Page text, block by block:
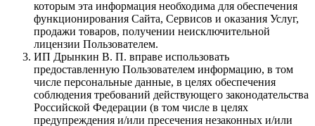
которым эта информация необходима для обеспечения
функционирования Сайта, Сервисов и оказания Услуг,
продажи товаров, получении неисключительной
лицензии Пользователем.
ИП Дрынкин В. П. вправе использовать
предоставленную Пользователем информацию, в том
числе персональные данные, в целях обеспечения
соблюдения требований действующего законодательства
Российской Федерации (в том числе в целях
предупреждения и/или пресечения незаконных и/или